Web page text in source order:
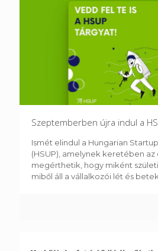
Szeptemberben újra indul a
Ismét elindul a Hungarian
(HSUP), amelynek keretében
megérthetik, hogy miként
miből áll a vállalkozói lét és